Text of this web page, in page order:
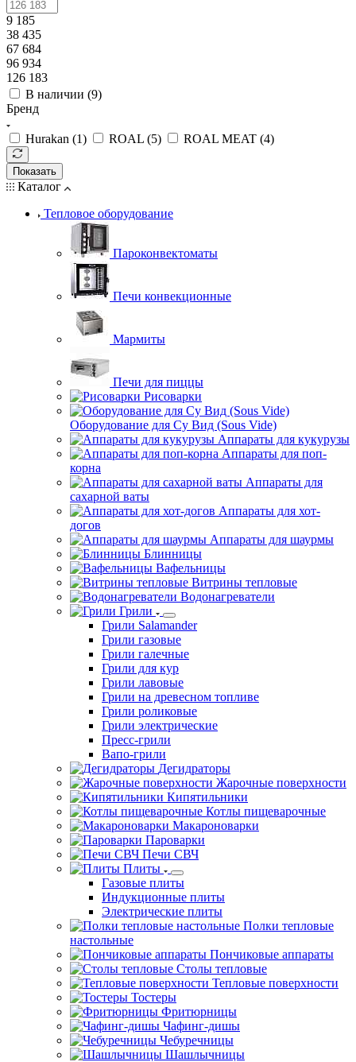
9 185
38 435
67 684
96 934
126 183
В наличии (9)
Бренд
Hurakan (1) ROAL (5) ROAL MEAT (4)
Показать
Каталог
Тепловое оборудование
Пароконвектоматы
Печи конвекционные
Мармиты
Печи для пиццы
Рисоварки
Оборудование для Су Вид (Sous Vide)
Аппараты для кукурузы
Аппараты для поп-
корна
Аппараты для
сахарной ваты
Аппараты для хот-
догов
Аппараты для шаурмы
Блинницы
Вафельницы
Витрины тепловые
Водонагреватели
Грили
Грили Salamander
Грили газовые
Грили галечные
Грили для кур
Грили лавовые
Грили на древесном топливе
Грили роликовые
Грили электрические
Пресс-грили
Вапо-грили
Дегидраторы
Жарочные поверхности
Кипятильники
Котлы пищеварочные
Макароноварки
Пароварки
Печи СВЧ
Плиты
Газовые плиты
Индукционные плиты
Электрические плиты
Полки тепловые
настольные
Пончиковые аппараты
Столы тепловые
Тепловые поверхности
Тостеры
Фритюрницы
Чафинг-дишы
Чебуречницы
Шашлычницы